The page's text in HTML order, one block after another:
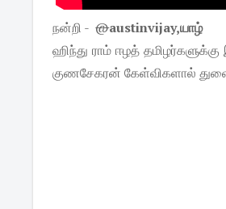
நன்றி - ‏@austinvijay,யாழ்
ஹிந்து ராம் ஈழத்
குணசேகரன் கேள்விகளால்